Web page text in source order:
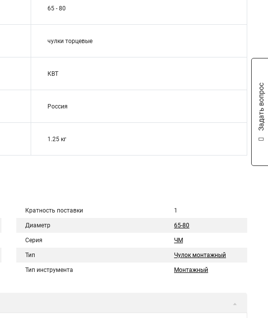
65 - 80
чулки торцевые
КВТ
Россия
1.25 кг
Кратность поставки 1
Диаметр 65-80
Серия ЧМ
Тип Чулок монтажный
Тип инструмента Монтажный
Задать вопрос